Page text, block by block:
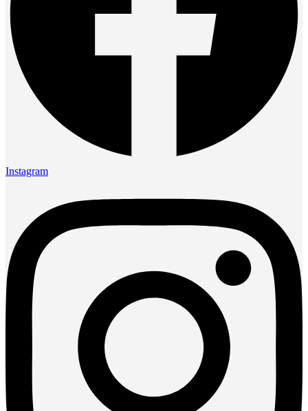
Instagram